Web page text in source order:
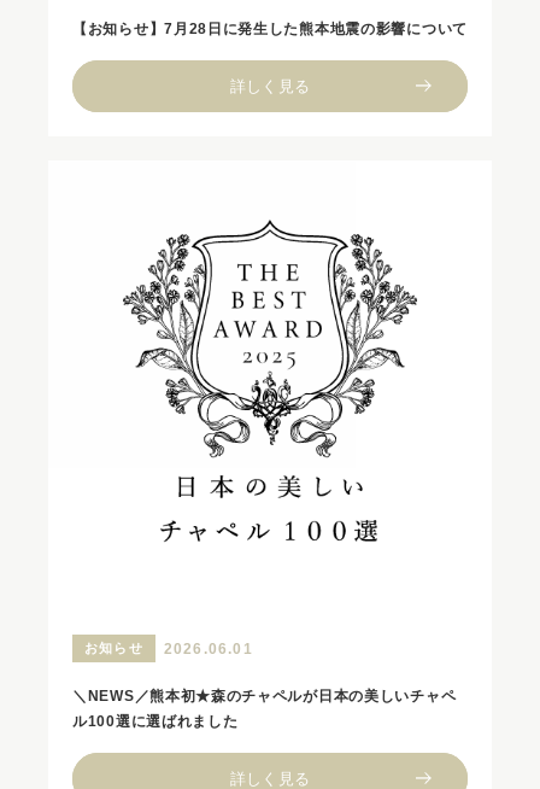
【お知らせ】7月28日に発生した熊本地震の影響について
詳しく見る
お知らせ 2026.06.01
＼NEWS／熊本初★森のチャペルが日本の美しいチャペ
ル100選に選ばれました
詳しく見る